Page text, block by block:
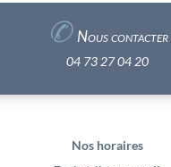
✆ Nous contacter
04 73 27 04 20
Nos horaires